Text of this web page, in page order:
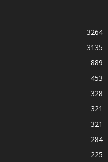
3264
3135
889
453
328
321
321
284
225